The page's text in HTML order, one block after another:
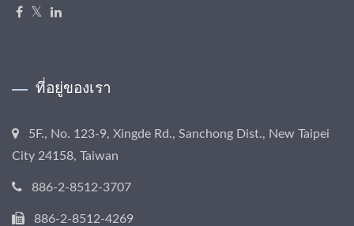
ที่อยู่ของเรา
5F., No. 123-9, Xingde Rd., Sanchong Dist., New Taipei
City 24158, Taiwan
886-2-8512-3707
886-2-8512-4269